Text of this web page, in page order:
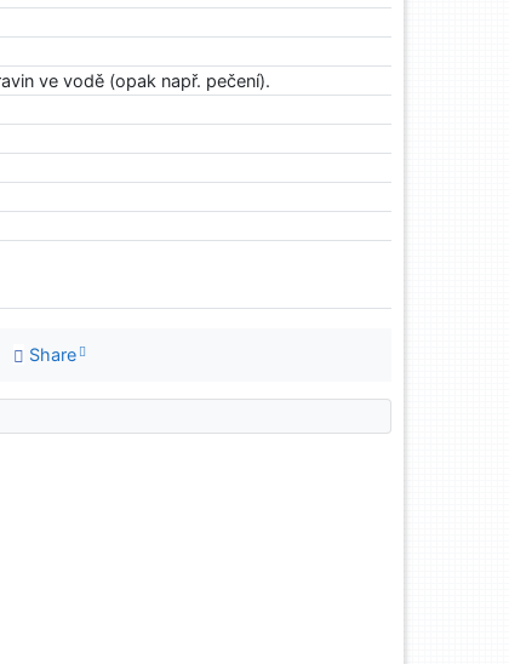
ve vodě (opak např. pečení).
Share